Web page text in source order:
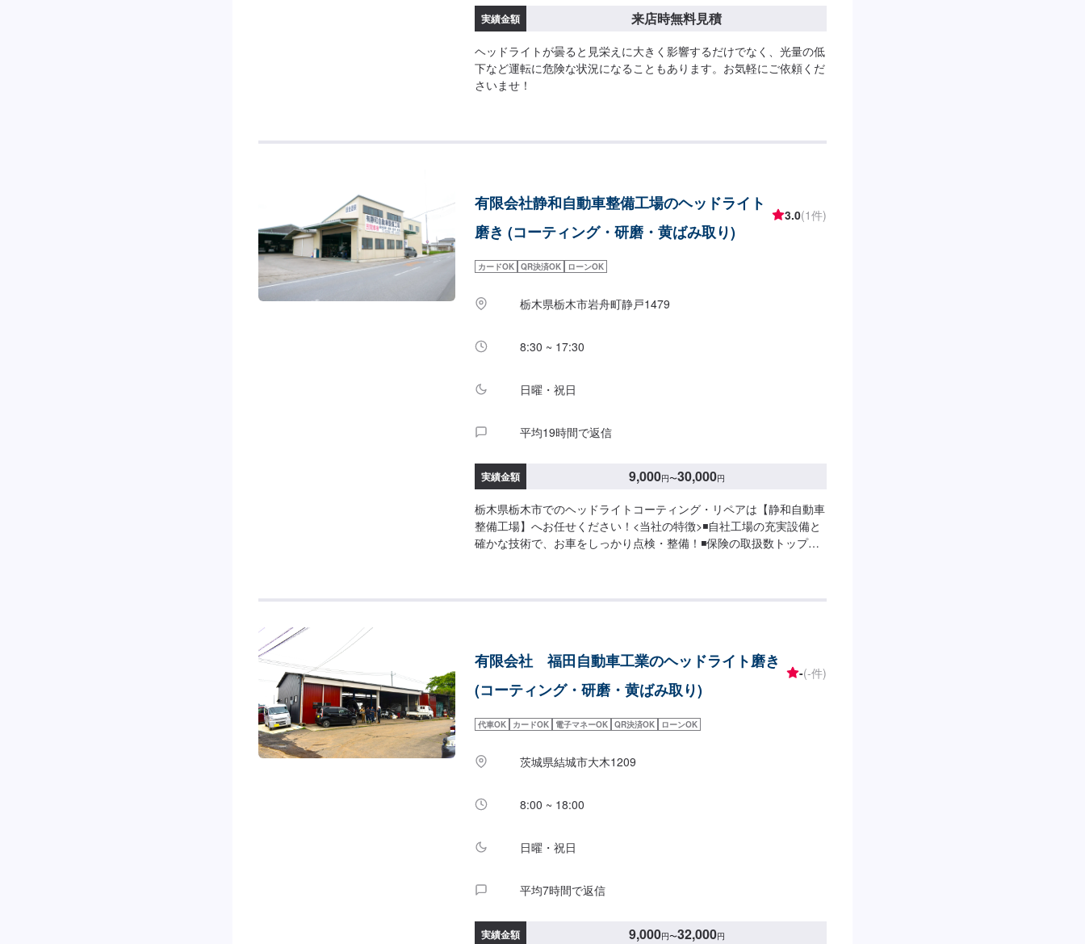
実績金額 来店時無料見積
ヘッドライトが曇ると見栄えに大きく影響するだけでなく、光量の低
下など運転に危険な状況になることもあります。お気軽にご依頼くだ
さいませ！
有限会社静和自動車整備工場のヘッドライト
磨き (コーティング・研磨・黄ばみ取り)
3.0(1件)
カードOK QR決済OK ローンOK
栃木県栃木市岩舟町静戸1479
8:30 ~ 17:30
日曜・祝日
平均19時間で返信
実績金額 9,000円〜30,000円
栃木県栃木市でのヘッドライトコーティング・リペアは【静和自動車
整備工場】へお任せください！<当社の特徴>◾自社工場の充実設備と
確かな技術で、お車をしっかり点検・整備！◾保険の取扱数トップク
日程度で納車となります。納期は前後する場合がございます。予めご
了承ください。-----代車について-----代車をご用意しています。お車
の作業中は代車をご利用ください。※代車の燃料代はお客様にご負担
お気をつけてお越しください。駐車スペースは事務所前の空いている
ました」とお伝えください。ご案内いたします。【定休日・営業時
有限会社 福田自動車工業のヘッドライト磨き
(コーティング・研磨・黄ばみ取り)
-(-件)
代車OK カードOK 電子マネーOK QR決済OK ローンOK
茨城県結城市大木1209
8:00 ~ 18:00
日曜・祝日
平均7時間で返信
実績金額 9,000円〜32,000円